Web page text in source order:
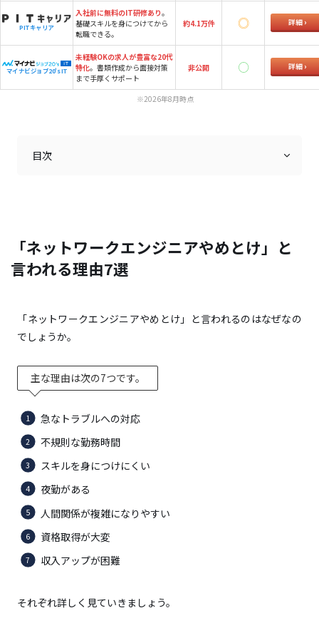
PITキャリア
入社前に無料のIT研修あり。
基礎スキルを身につけてから
転職できる。
約4.1万件 詳細
マイナビジョブ20's IT
未経験OKの求人が豊富な20代
特化。書類作成から面接対策
まで手厚くサポート
非公開 詳細
※2026年8月時点
目次
理由2.不規則な勤務時間
理由3.スキルを身につけにくい
理由5.人間関係が複雑になりやすい
理由6.資格取得が大変
理由7.収入アップが困難
ネットワークエンジニアの仕事内容
独立しやすい
「ネットワークエンジニアやめとけ」と
言われる理由7選
「ネットワークエンジニアやめとけ」と言われるのはなぜなの
でしょうか。
主な理由は次の7つです。
急なトラブルへの対応
不規則な勤務時間
スキルを身につけにくい
夜勤がある
人間関係が複雑になりやすい
資格取得が大変
収入アップが困難
それぞれ詳しく見ていきましょう。